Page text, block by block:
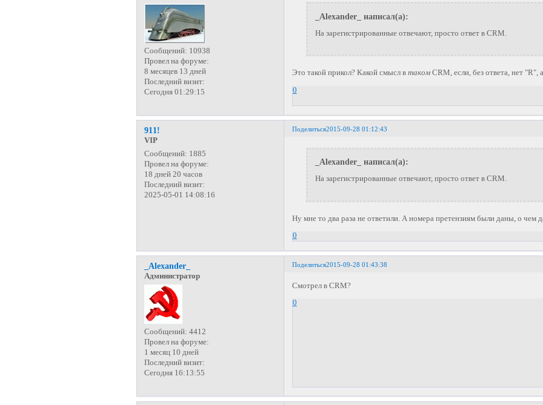
Сообщений: 10938
Провел на форуме:
8 месяцев 13 дней
Последний визит:
Сегодня 01:29:15
_Alexander_ написал(а):
На зарегистрированные отвечают, просто ответ в CRM.
Это такой прикол? Какой смысл в такомCRM, если, без ответа, нет "R",
0
Поделиться2015-09-28 01:12:43
911!
VIP
Сообщений: 1885
Провел на форуме:
18 дней 20 часов
Последний визит:
2025-05-01 14:08:16
_Alexander_ написал(а):
На зарегистрированные отвечают, просто ответ в CRM.
Ну мне то два раза не ответили. А номера претензиям были даны, о чем
0
Поделиться2015-09-28 01:43:38
_Alexander_
Администратор
Сообщений: 4412
Провел на форуме:
1 месяц 10 дней
Последний визит:
Сегодня 16:13:55
Смотрел в CRM?
0